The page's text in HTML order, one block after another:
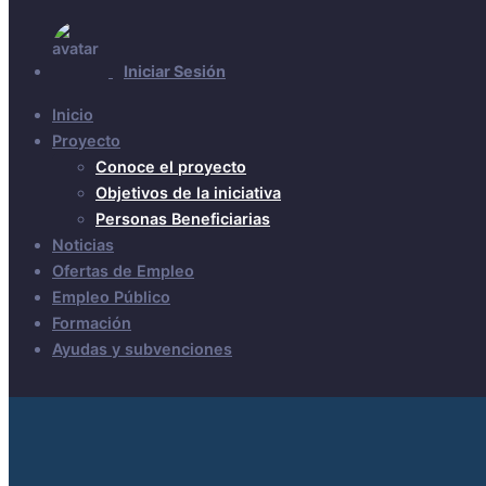
Iniciar Sesión
Inicio
Proyecto
Conoce el proyecto
Objetivos de la iniciativa
Personas Beneficiarias
Noticias
Ofertas de Empleo
Empleo Público
Formación
Ayudas y subvenciones